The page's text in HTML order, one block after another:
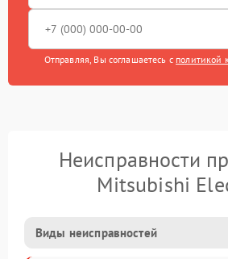
Отправляя, Вы соглашаетесь с политикой
Неисправности
Mitsubishi
Виды неисправностей